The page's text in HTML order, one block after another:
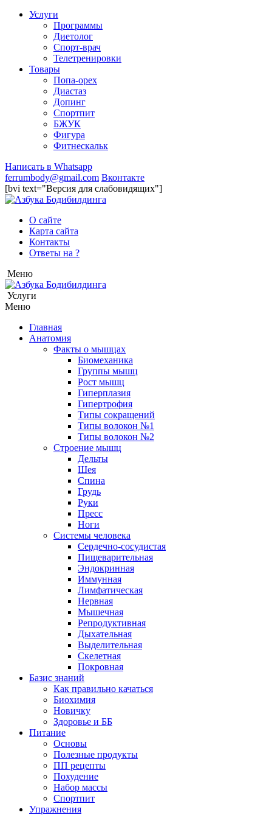
Услуги
Программы
Диетолог
Спорт-врач
Телетренировки
Товары
Попа-орех
Диастаз
Допинг
Спортпит
БЖУК
Фигура
Фитнескальк
Написать в Whatsapp
ferrumbody@gmail.com Вконтакте
[bvi text="Версия для слабовидящих"]
О сайте
Карта сайта
Контакты
Ответы на ?
Меню
Услуги
Меню
Главная
Анатомия
Факты о мышцах
Биомеханика
Группы мышц
Рост мышц
Гиперплазия
Гипертрофия
Типы сокращений
Типы волокон №1
Типы волокон №2
Строение мышц
Дельты
Шея
Спина
Грудь
Руки
Пресс
Ноги
Системы человека
Сердечно-сосудистая
Пищеварительная
Эндокринная
Иммунная
Лимфатическая
Нервная
Мышечная
Репродуктивная
Дыхательная
Выделительная
Скелетная
Покровная
Базис знаний
Как правильно качаться
Биохимия
Новичку
Здоровье и ББ
Питание
Основы
Полезные продукты
ПП рецепты
Похудение
Набор массы
Спортпит
Упражнения